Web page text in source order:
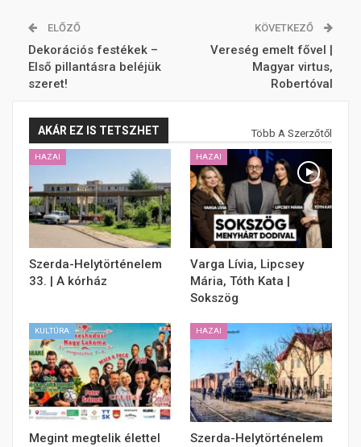
ELŐZŐ
Dekorációs festékek –
Első pillantásra beléjük
szeret!
KÖVETKEZŐ
Vereség emelt fővel |
Magyar virtus,
Robertóval
AKÁR EZ IS TETSZHET Több A Szerzőtől
HAZAI
Szerda-Helytörténelem
33. | A kórház
HAZAI
Varga Lívia, Lipcsey
Mária, Tóth Kata |
Sokszög
KULTÚRA
Megint megtelik élettel
HAZAI
Szerda-Helytörténelem